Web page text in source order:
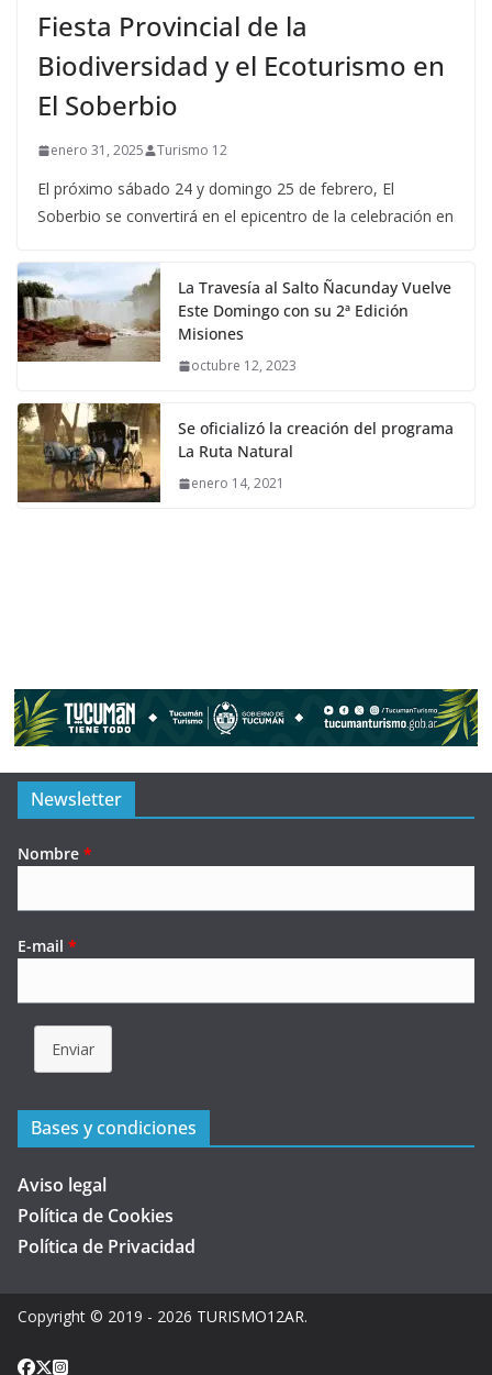
Fiesta Provincial de la
Biodiversidad y el Ecoturismo en
El Soberbio
enero 31, 2025 Turismo 12
El próximo sábado 24 y domingo 25 de febrero, El
Soberbio se convertirá en el epicentro de la celebración en
La Travesía al Salto Ñacunday Vuelve
Este Domingo con su 2ª Edición
Misiones
octubre 12, 2023
Se oficializó la creación del programa
La Ruta Natural
enero 14, 2021
Newsletter
Nombre *
E-mail *
Enviar
Bases y condiciones
Aviso legal
Política de Cookies
Política de Privacidad
Copyright © 2019 - 2026 TURISMO12AR.